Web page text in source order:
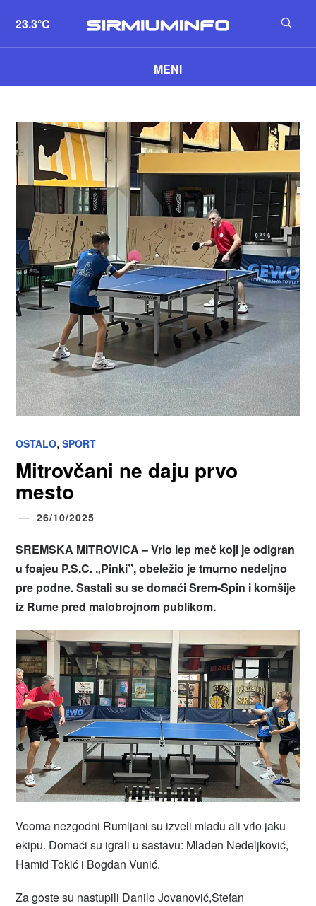
23.3°C
MENI
OSTALO,SPORT
Mitrovčani ne daju prvo
mesto
26/10/2025
SREMSKA MITROVICA – Vrlo lep meč koji je odigran
u foajeu P.S.C. „Pinki”, obeležio je tmurno nedeljno
pre podne. Sastali su se domaći Srem-Spin i komšije
iz Rume pred malobrojnom publikom.
Veoma nezgodni Rumljani su izveli mladu ali vrlo jaku
ekipu. Domaći su igrali u sastavu: Mladen Nedeljković,
Hamid Tokić i Bogdan Vunić.
Za goste su nastupili Danilo Jovanović,Stefan